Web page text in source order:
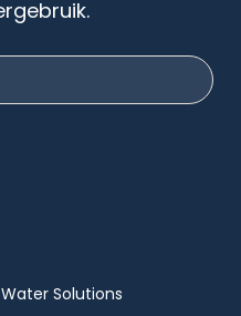
Solutions